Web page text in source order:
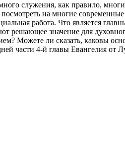
служения, как правило,
на многие современные
работа. Что является
решающее значение для
Можете ли сказать, каковы
части 4-й главы Евангелия от